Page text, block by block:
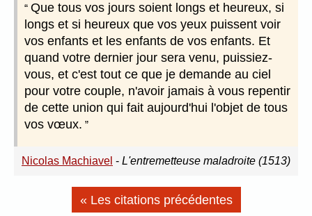
Que tous vos jours soient longs et heureux, si
longs et si heureux que vos yeux puissent voir
vos enfants et les enfants de vos enfants. Et
quand votre dernier jour sera venu, puissiez-
vous, et c'est tout ce que je demande au ciel
pour votre couple, n'avoir jamais à vous repentir
de cette union qui fait aujourd'hui l'objet de tous
vos vœux.
Nicolas Machiavel - L'entremetteuse maladroite (1513)
« Les citations précédentes